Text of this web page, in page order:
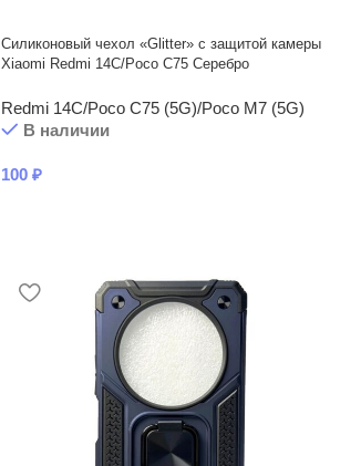
Силиконовый чехол «Glitter» с защитой камеры
Xiaomi Redmi 14C/Poco C75 Серебро
Redmi 14C/Poco C75 (5G)/Poco M7 (5G)
В наличии
100 ₽